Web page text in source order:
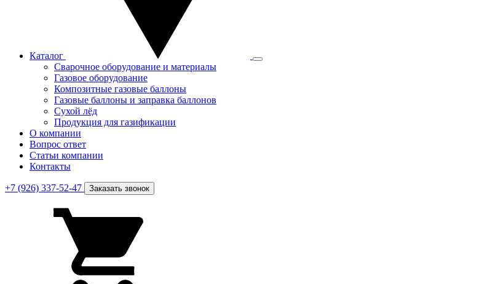
Каталог
Сварочное оборудование и материалы
Газовое оборудование
Композитные газовые баллоны
Газовые баллоны и заправка баллонов
Сухой лёд
Продукция для газификации
О компании
Вопрос ответ
Статьи компании
Контакты
+7 (926) 337-52-47 Заказать звонок